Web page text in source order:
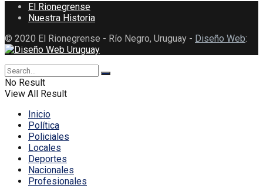
El Rionegrense
Nuestra Historia
© 2020 El Rionegrense - Río Negro, Uruguay - Diseño Web:
No Result
View All Result
Inicio
Política
Policiales
Locales
Deportes
Nacionales
Profesionales